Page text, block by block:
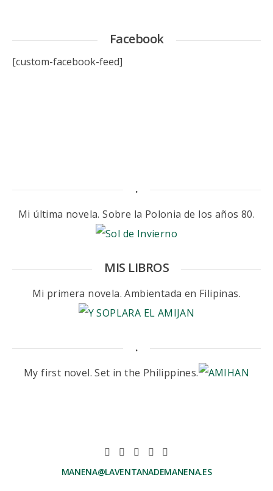
Facebook
[custom-facebook-feed]
.
Mi última novela. Sobre la Polonia de los años 80.
MIS LIBROS
Mi primera novela. Ambientada en Filipinas.
.
My first novel. Set in the Philippines.
MANENA@LAVENTANADEMANENA.ES